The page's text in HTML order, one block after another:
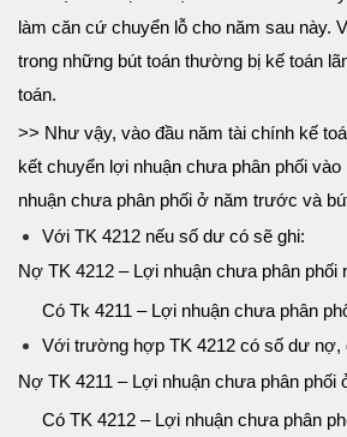
làm căn cứ chuyển lỗ cho năm sau này.
trong những bút toán thường bị kế toán
toán.
>> Như vậy, vào đầu năm tài chính kế
kết chuyển lợi nhuận chưa phân phối
nhuận chưa phân phối ở năm trước và
Với TK 4212 nếu số dư có sẽ ghi:
Nợ TK 4212 – Lợi nhuận chưa phân phối
Có Tk 4211 – Lợi nhuận chưa phân
Với trường hợp TK 4212 có số dư nợ,
Nợ TK 4211 – Lợi nhuận chưa phân phối
Có TK 4212 – Lợi nhuận chưa phân